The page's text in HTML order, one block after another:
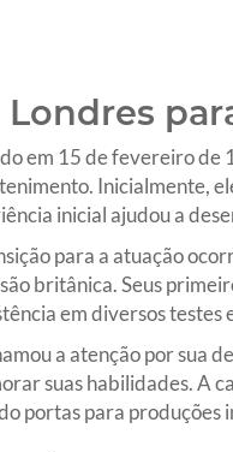
Londres
em 15 de fevereiro de
Inicialmente,
inicial ajudou a
para a atuação
britânica. Seus
em diversos testes
a atenção por sua
suas habilidades. A
portas para produções